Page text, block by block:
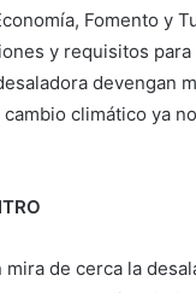
Fomento y
y requisitos
devengan
climático ya
de cerca la